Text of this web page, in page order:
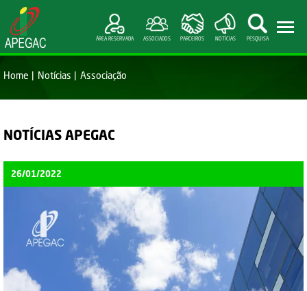
ÁREA RESERVADA ASSOCIADOS PARCEIROS NOTÍCIAS PESQUISA
Home Notícias Associação
NOTÍCIAS APEGAC
26/01/2022